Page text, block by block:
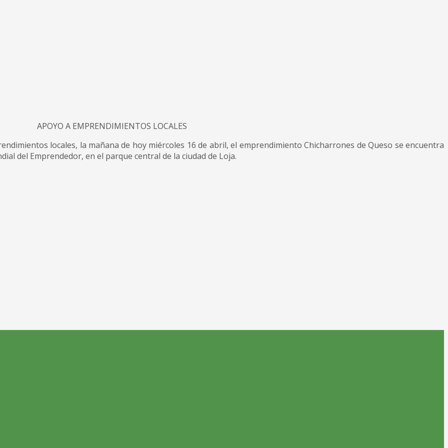
APOYO A EMPRENDIMIENTOS LOCALES
locales, la mañana de hoy miércoles 16 de abril, el emprendimiento Chicharrones de Queso se encuentra
del Emprendedor, en el parque central de la ciudad de Loja.